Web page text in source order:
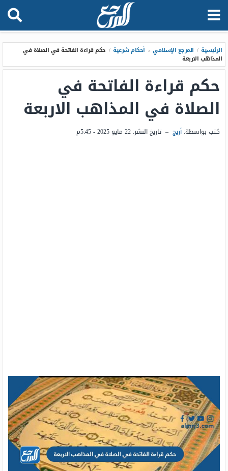
الرئيسية / المرجع الإسلامي ، أحكام شرعية / حكم قراءة الفاتحة في الصلاة في
المذاهب الاربعة
حكم قراءة الفاتحة في
الصلاة في المذاهب الاربعة
كتب بواسطة: أريج – تاريخ النشر: 22 مايو 2025 - 5:45م